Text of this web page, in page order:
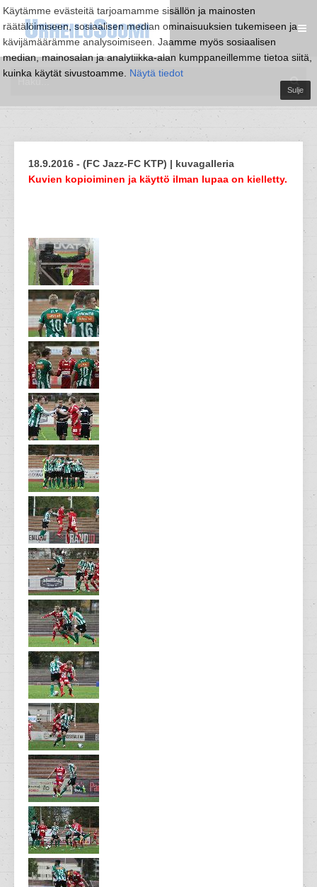
Käytämme evästeitä tarjoamamme sisällön ja mainosten
räätälöimiseen, sosiaalisen median ominaisuuksien tukemiseen ja
kävijämäärämme analysoimiseen. Jaamme myös sosiaalisen
median, mainosalan ja analytiikka-alan kumppaneillemme tietoa siitä,
kuinka käytät sivustoamme. Näytä tiedot
Sulje
18.9.2016 - (FC Jazz-FC KTP) | kuvagalleria
Kuvien kopioiminen ja käyttö ilman lupaa on kielletty.